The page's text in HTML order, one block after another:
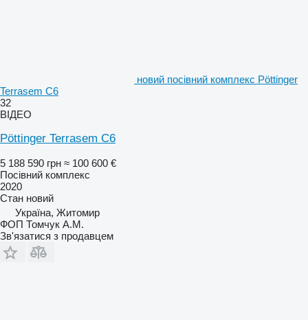
новий посівний комплекс Pöttinger
Terrasem C6
32
ВІДЕО
Pöttinger Terrasem C6
5 188 590 грн ≈ 100 600 €
Посівний комплекс
2020
Стан новий
Україна, Житомир
ФОП Томчук А.М.
Зв'язатися з продавцем